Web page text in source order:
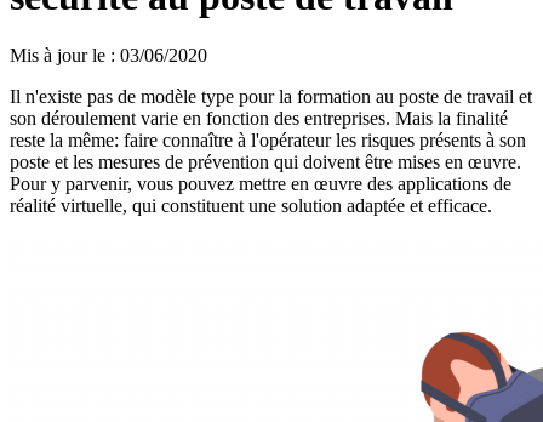
Mis à jour le : 03/06/2020
Il n'existe pas de modèle type pour la formation au poste de travail et
son déroulement varie en fonction des entreprises. Mais la finalité
reste la même: faire connaître à l'opérateur les risques présents à son
poste et les mesures de prévention qui doivent être mises en œuvre.
Pour y parvenir, vous pouvez mettre en œuvre des applications de
réalité virtuelle, qui constituent une solution adaptée et efficace.